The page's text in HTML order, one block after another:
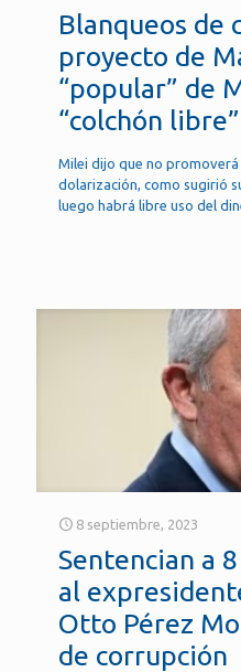
Blanqueos de
proyecto de
“popular” de
“colchón
Milei dijo que no
dolarización, como sugirió
luego habrá libre uso del
8 septiembre, 2023
Sentencian a
al
Otto Pérez
de corrupción